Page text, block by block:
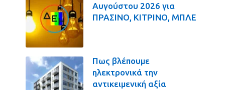
Αυγούστου 2026 για
ΠΡΑΣΙΝΟ, ΚΙΤΡΙΝΟ, ΜΠΛΕ
Πως βλέπουμε
ηλεκτρονικά την
αντικειμενική αξία